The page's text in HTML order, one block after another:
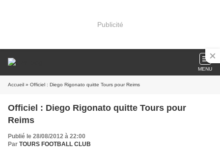
Publicité
MENU
Accueil » Officiel : Diego Rigonato quitte Tours pour Reims
Officiel : Diego Rigonato quitte Tours pour
Reims
Publié le 28/08/2012 à 22:00
Par TOURS FOOTBALL CLUB